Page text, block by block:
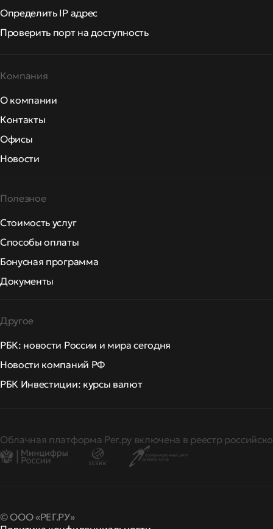
Определить IP адрес
Проверить порт на доступность
Компания
О компании
Контакты
Офисы
Новости
Полезное
Стоимость услуг
Способы оплаты
Бонусная программа
Документы
Другое
РБК: новости России и мира сегодня
Новости компаний РФ
РБК Инвестиции: курсы валют
Облачная платформа Рег.ру включена в реестр
© ООО «РЕГ.РУ»